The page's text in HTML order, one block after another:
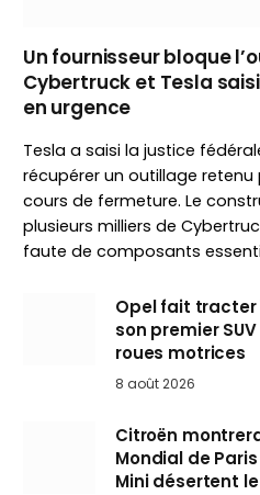
Un fournisseur bloque
Cybertruck et Tesla
en urgence
Tesla a saisi la justice
récupérer un outillage retenu
cours de fermeture. Le
plusieurs milliers de
faute de composants
Opel fait tracter
son premier
roues motrices
8 août 2026
Citroën
Mondial de
Mini désertent